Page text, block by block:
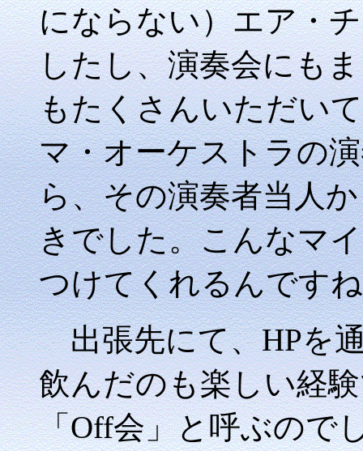
にならない）エア・
したし、演奏会にも
もたくさんいただい
マ・オーケストラの
ら、その演奏者当人
きでした。こんなマ
つけてくれるんです
出張先にて、HPを
飲んだのも楽しい経
「Off会」と呼ぶので